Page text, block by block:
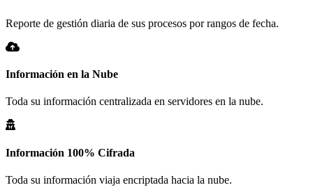
Reporte de gestión diaria de sus procesos por rangos de fecha.
Información en la Nube
Toda su información centralizada en servidores en la nube.
Información 100% Cifrada
Toda su información viaja encriptada hacia la nube.